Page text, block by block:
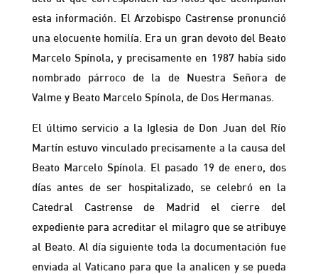
esta información. El Arzobispo Castrense pronunció
una elocuente homilía. Era un gran devoto del Beato
Marcelo Spínola, y precisamente en 1987 había sido
nombrado párroco de la de Nuestra Señora de
Valme y Beato Marcelo Spínola, de Dos Hermanas.
El último servicio a la Iglesia de Don Juan del Río
Martín estuvo vinculado precisamente a la causa del
Beato Marcelo Spínola. El pasado 19 de enero, dos
días antes de ser hospitalizado, se celebró en la
Catedral Castrense de Madrid el cierre del
expediente para acreditar el milagro que se atribuye
al Beato. Al día siguiente toda la documentación fue
enviada al Vaticano para que la analicen y se pueda